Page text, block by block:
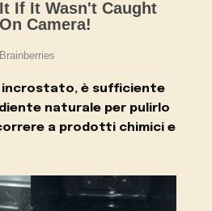
incrostato, è sufficiente
naturale per pulirlo
a prodotti chimici e